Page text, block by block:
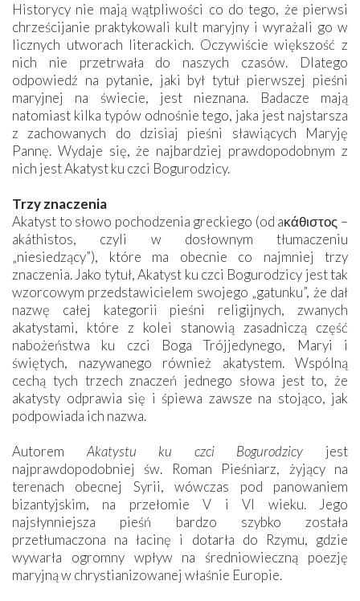
Historycy nie mają wątpliwości co do tego, że pierwsi
chrześcijanie praktykowali kult maryjny i wyrażali go w
licznych utworach literackich. Oczywiście większość z
nich nie przetrwała do naszych czasów. Dlatego
odpowiedź na pytanie, jaki był tytuł pierwszej pieśni
maryjnej na świecie, jest nieznana. Badacze mają
natomiast kilka typów odnośnie tego, jaka jest najstarsza
z zachowanych do dzisiaj pieśni sławiących Maryję
Pannę. Wydaje się, że najbardziej prawdopodobnym z
nich jest Akatyst ku czci Bogurodzicy.
Trzy znaczenia
Akatyst to słowo pochodzenia greckiego (od aκάθιστος –
akáthistos, czyli w dosłownym tłumaczeniu
„niesiedzący”), które ma obecnie co najmniej trzy
znaczenia. Jako tytuł, Akatyst ku czci Bogurodzicy jest tak
wzorcowym przedstawicielem swojego „gatunku”, że dał
nazwę całej kategorii pieśni religijnych, zwanych
akatystami, które z kolei stanowią zasadniczą część
nabożeństwa ku czci Boga Trójjedynego, Maryi i
świętych, nazywanego również akatystem. Wspólną
cechą tych trzech znaczeń jednego słowa jest to, że
akatysty odprawia się i śpiewa zawsze na stojąco, jak
podpowiada ich nazwa.
AutoremAkatystu ku czci Bogurodzicy jest
najprawdopodobniej św. Roman Pieśniarz, żyjący na
terenach obecnej Syrii, wówczas pod panowaniem
bizantyjskim, na przełomie V i VI wieku. Jego
najsłynniejsza pieśń bardzo szybko została
przetłumaczona na łacinę i dotarła do Rzymu, gdzie
wywarła ogromny wpływ na średniowieczną poezję
maryjną w chrystianizowanej właśnie Europie.